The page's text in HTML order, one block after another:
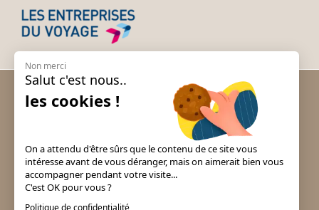
Voyage groupe Espagne
Voyage groupe Londres
Voyage groupe Portugal
Voyage groupe Prague & Tchéquie
Non merci
Salut c'est nous..
les cookies !
On a attendu d'être sûrs que le contenu de ce site vous
intéresse avant de vous déranger, mais on aimerait bien vous
accompagner pendant votre visite...
C'est OK pour vous ?
Politique de confidentialité